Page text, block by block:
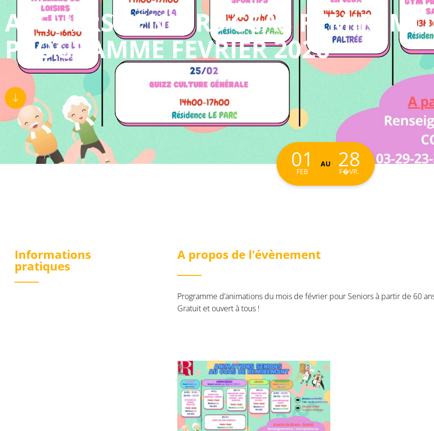
ATELIERS SENIORS CCAS
PROGRAMME FEVRIER 2026
01
FEB
AU 28
F�VR.
Informations
pratiques
A propos de l'évènement
Programme d’animations du mois de février pour Seniors à partir de 60
Gratuit et ouvert à tous !